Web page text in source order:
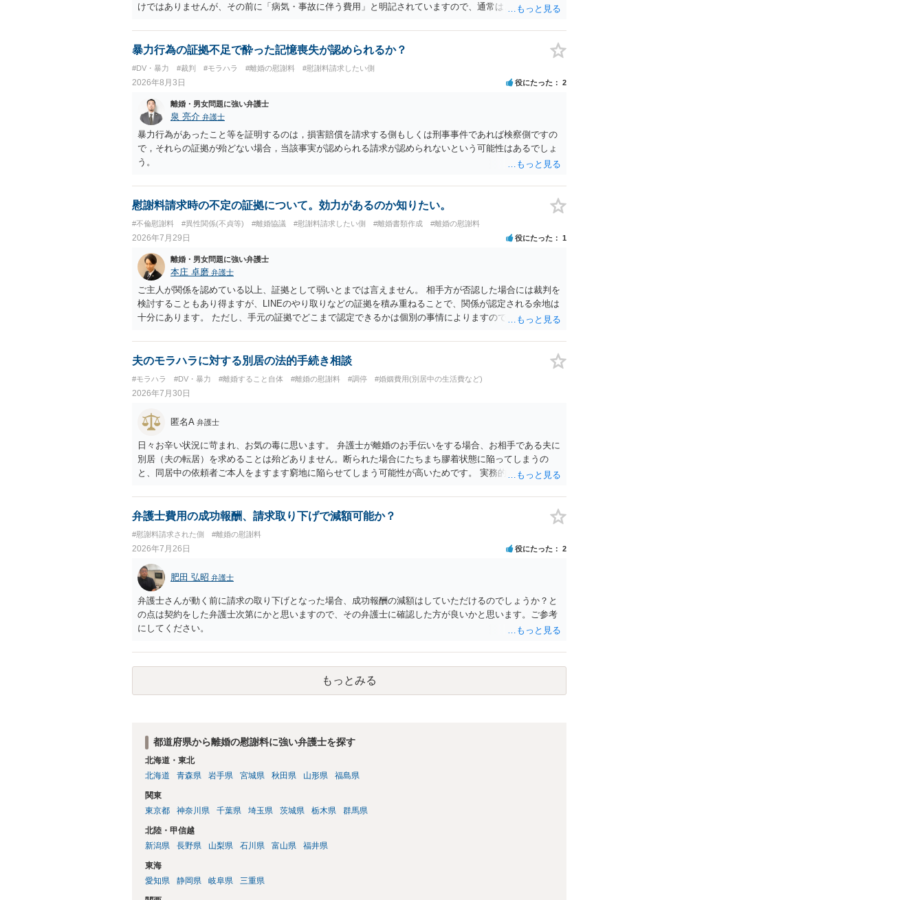
けではありませんが、その前に「病気・事故に伴う費用」と明記されていますので、通常は、病気や事故
す。したがって、大学の入学金、授業料、受験費用などの教育費についてまで、「この条項があるから当
然に半額を請求できる」とまでは言いにくいと思われます。なお、通常、大学進学費用をどこまで負担す
歴・収入・資産状況、進学先や費用などを踏まえて個別に検討することになります。公正証書の他の条項
において、養育費の終期についてどのように定められているか、大学進学に関する定めの有無、「教育
費」「進学費用」に関する定めの有無等について確認する必要があると考えられます。
暴力行為の証拠不足で酔った記憶喪失が認められるか？
#DV・暴力 #裁判 #モラハラ #離婚の慰謝料 #慰謝料請求したい側
2026年8月3日 役にたった 2
離婚・男女問題に強い弁護士
泉 亮介 弁護士
暴力行為があったこと等を証明するのは，損害賠償を請求する側もしくは刑事事件であれば検察側ですの
で，それらの証拠が殆どない場合，当該事実が認められる請求が認められないという可能性はあるでしょ
う。
慰謝料請求時の不定の証拠について。効力があるのか知りたい。
#不倫慰謝料 #異性関係(不貞等) #離婚協議 #慰謝料請求したい側 #離婚書類作成 #離婚の慰謝料
2026年7月29日 役にたった 1
離婚・男女問題に強い弁護士
本庄 卓磨 弁護士
ご主人が関係を認めている以上、証拠として弱いとまでは言えません。 相手方が否認した場合には裁判を
検討することもあり得ますが、LINEのやり取りなどの証拠を積み重ねることで、関係が認定される余地は
十分にあります。 ただし、手元の証拠でどこまで認定できるかは個別の事情によりますので、お早めに弁
夫のモラハラに対する別居の法的手続き相談
#モラハラ #DV・暴力 #離婚すること自体 #離婚の慰謝料 #調停 #婚姻費用(別居中の生活費など)
2026年7月30日
匿名A 弁護士
日々お辛い状況に苛まれ、お気の毒に思います。 弁護士が離婚のお手伝いをする場合、お相手である夫に
別居（夫の転居）を求めることは殆どありません。断られた場合にたちまち膠着状態に陥ってしまうの
と、同居中の依頼者ご本人をますます窮地に陥らせてしまう可能性が高いためです。 実務的には、ご相談
弁護士費用の成功報酬、請求取り下げで減額可能か？
#慰謝料請求された側 #離婚の慰謝料
2026年7月26日 役にたった 2
肥田 弘昭 弁護士
弁護士さんが動く前に請求の取り下げとなった場合、成功報酬の減額はしていただけるのでしょうか？と
の点は契約をした弁護士次第にかと思いますので、その弁護士に確認した方が良いかと思います。ご参考
にしてください。
もっとみる
都道府県から離婚の慰謝料に強い弁護士を探す
北海道・東北
北海道
青森県 岩手県 宮城県 秋田県 山形県 福島県
関東
東京都
神奈川県 千葉県 埼玉県 茨城県 栃木県 群馬県
北陸・甲信越
新潟県
長野県 山梨県 石川県 富山県 福井県
東海
愛知県
静岡県 岐阜県 三重県